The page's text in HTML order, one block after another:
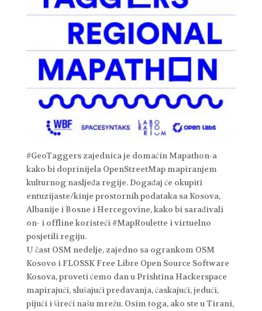
#GeoTaggers zajednica je domaćin Mapathon-a
kako bi doprinijela OpenStreetMap mapiranjem
kulturnog nasljeđa regije. Događaj će okupiti
entuzijaste/kinje prostornih podataka sa Kosova,
Albanije i Bosne i Hercegovine, kako bi sarađivali
on- i offline koristeći #MapRoulette i virtuelno
posjetili regiju.
U čast OSM nedelje, zajedno sa ogrankom OSM
Kosovo i FLOSSK Free Libre Open Source Software
Kosova, proveti ćemo dan u Prishtina Hackerspace
mapirajući, slušajući predavanja, ćaskajući, jedući,
pijući i šireći našu mrežu. Osim toga, ako ste u Tirani,